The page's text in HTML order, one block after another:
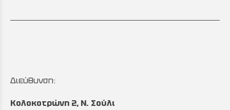
Διεύθυνση:
Κολοκοτρώνη 2, Ν. Σούλι